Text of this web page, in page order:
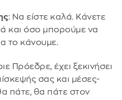
: Να είστε καλά. Κάνετε
και όσο μπορούμε να
το κάνουμε.
Πρόεδρε, έχει ξεκινήσει
σας και μέσες-
πάτε, θα πάτε στον